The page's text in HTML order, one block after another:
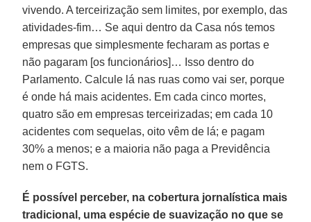
vivendo. A terceirização sem limites, por exemplo, das
atividades-fim… Se aqui dentro da Casa nós temos
empresas que simplesmente fecharam as portas e
não pagaram [os funcionários]… Isso dentro do
Parlamento. Calcule lá nas ruas como vai ser, porque
é onde há mais acidentes. Em cada cinco mortes,
quatro são em empresas terceirizadas; em cada 10
acidentes com sequelas, oito vêm de lá; e pagam
30% a menos; e a maioria não paga a Previdência
nem o FGTS.
É possível perceber, na cobertura jornalística mais
tradicional, uma espécie de suavização no que se